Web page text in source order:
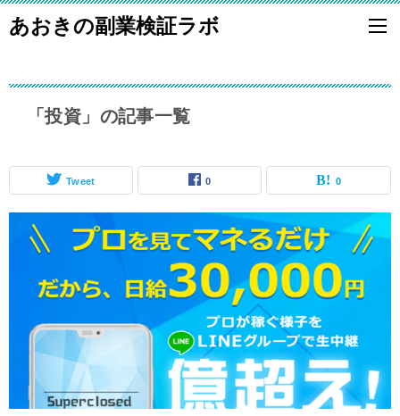
あおきの副業検証ラボ
「投資」の記事一覧
Tweet 0 0